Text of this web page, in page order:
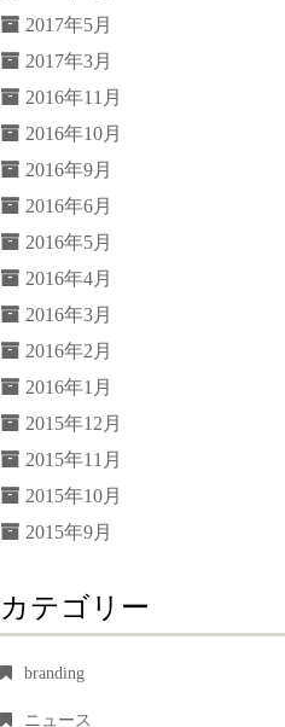
2017年5月
2017年3月
2016年11月
2016年10月
2016年9月
2016年6月
2016年5月
2016年4月
2016年3月
2016年2月
2016年1月
2015年12月
2015年11月
2015年10月
2015年9月
カテゴリー
branding
ニュース